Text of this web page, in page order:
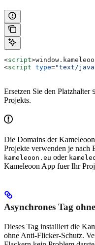
<script>window .
<script type="text/
Ersetzen Sie den Platzhalter
Projekts.
Die Domains der
Projekte verwenden je nach
kameleoon.eu oder
Kameleoon App fuer Ihr
Asynchrones Tag
Dieses Tag installiert die
ohne Anti-Flicker-Schutz.